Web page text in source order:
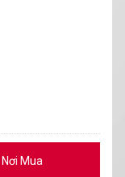
Nơi Mua